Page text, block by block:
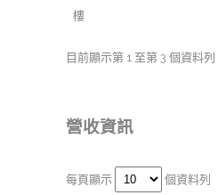
樓
目前顯示第 1 至第 3 個資料
營收資訊
每頁顯示 個資料列